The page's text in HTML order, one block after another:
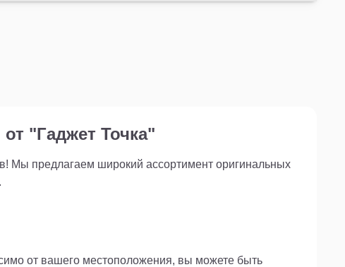
"Гаджет Точка"
Мы предлагаем широкий ассортимент оригинальных
от вашего местоположения, вы можете быть